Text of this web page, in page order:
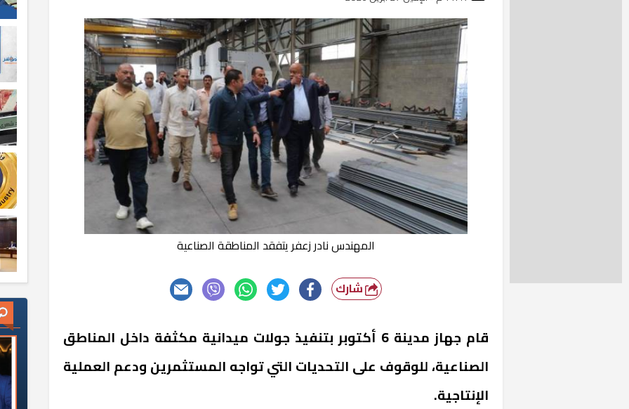
المهندس نادر زعفر يتفقد المناطقة الصناعية
شارك
قام جهاز مدينة 6 أكتوبر بتنفيذ جولات ميدانية مكثفة داخل المناطق
الصناعية، للوقوف على التحديات التي تواجه المستثمرين ودعم العملية
الإنتاجية.